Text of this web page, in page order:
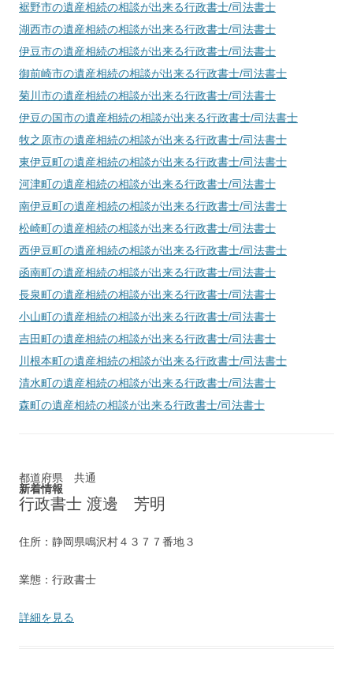
裾野市の遺産相続の相談が出来る行政書士/司法書士
湖西市の遺産相続の相談が出来る行政書士/司法書士
伊豆市の遺産相続の相談が出来る行政書士/司法書士
御前崎市の遺産相続の相談が出来る行政書士/司法書士
菊川市の遺産相続の相談が出来る行政書士/司法書士
伊豆の国市の遺産相続の相談が出来る行政書士/司法書士
牧之原市の遺産相続の相談が出来る行政書士/司法書士
東伊豆町の遺産相続の相談が出来る行政書士/司法書士
河津町の遺産相続の相談が出来る行政書士/司法書士
南伊豆町の遺産相続の相談が出来る行政書士/司法書士
松崎町の遺産相続の相談が出来る行政書士/司法書士
西伊豆町の遺産相続の相談が出来る行政書士/司法書士
函南町の遺産相続の相談が出来る行政書士/司法書士
長泉町の遺産相続の相談が出来る行政書士/司法書士
小山町の遺産相続の相談が出来る行政書士/司法書士
吉田町の遺産相続の相談が出来る行政書士/司法書士
川根本町の遺産相続の相談が出来る行政書士/司法書士
清水町の遺産相続の相談が出来る行政書士/司法書士
森町の遺産相続の相談が出来る行政書士/司法書士
都道府県 共通
新着情報
行政書士 渡邊 芳明
住所：静岡県鳴沢村４３７７番地３
業態：行政書士
詳細を見る